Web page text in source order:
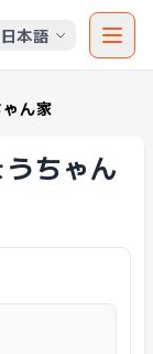
日本語
ん家
ちゃん